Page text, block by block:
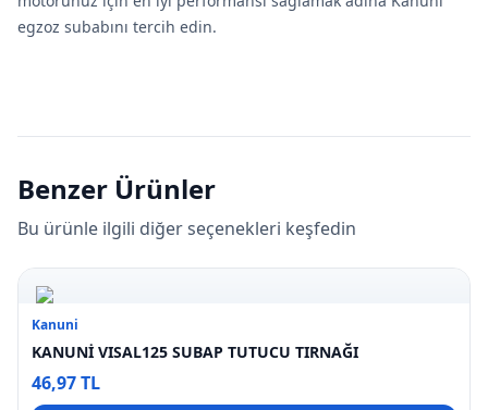
egzoz subabını tercih edin.
Benzer Ürünler
Bu ürünle ilgili diğer seçenekleri keşfedin
Kanuni
KANUNİ VISAL125 SUBAP TUTUCU TIRNAĞI
46,97 TL